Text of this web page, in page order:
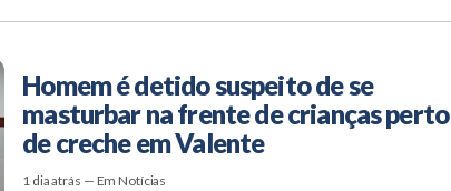
Homem é detido suspeito de se
masturbar na frente de crianças perto
de creche em Valente
1 dia atrás — Em Notícias